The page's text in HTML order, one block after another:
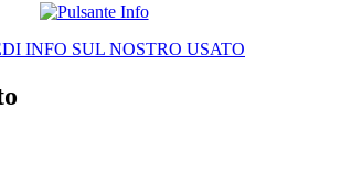
INFO SUL NOSTRO USATO